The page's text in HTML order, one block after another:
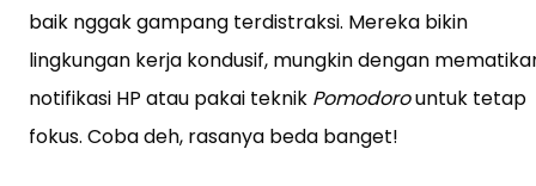
baik nggak gampang terdistraksi. Mereka bikin
lingkungan kerja kondusif, mungkin dengan
notifikasi HP atau pakai teknik Pomodorountuk tetap
fokus. Coba deh, rasanya beda banget!